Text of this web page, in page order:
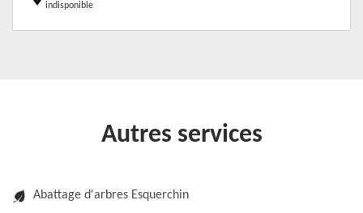
indisponible
Autres services
Abattage d'arbres Esquerchin